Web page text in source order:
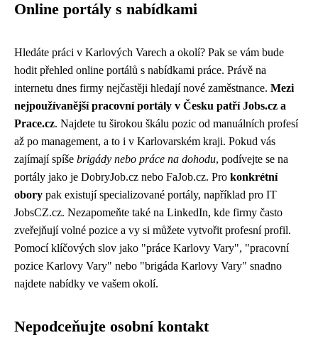
Online portály s nabídkami
Hledáte práci v Karlových Varech a okolí? Pak se vám bude
hodit přehled online portálů s nabídkami práce. Právě na
internetu dnes firmy nejčastěji hledají nové zaměstnance. Mezi
nejpoužívanější pracovní portály v Česku patří Jobs.cz a
Prace.cz. Najdete tu širokou škálu pozic od manuálních profesí
až po management, a to i v Karlovarském kraji. Pokud vás
zajímají spíše brigády nebo práce na dohodu, podívejte se na
portály jako je DobryJob.cz nebo FaJob.cz. Pro konkrétní
obory pak existují specializované portály, například pro IT
JobsCZ.cz. Nezapomeňte také na LinkedIn, kde firmy často
zveřejňují volné pozice a vy si můžete vytvořit profesní profil.
Pomocí klíčových slov jako "práce Karlovy Vary", "pracovní
pozice Karlovy Vary" nebo "brigáda Karlovy Vary" snadno
najdete nabídky ve vašem okolí.
Nepodceňujte osobní kontakt